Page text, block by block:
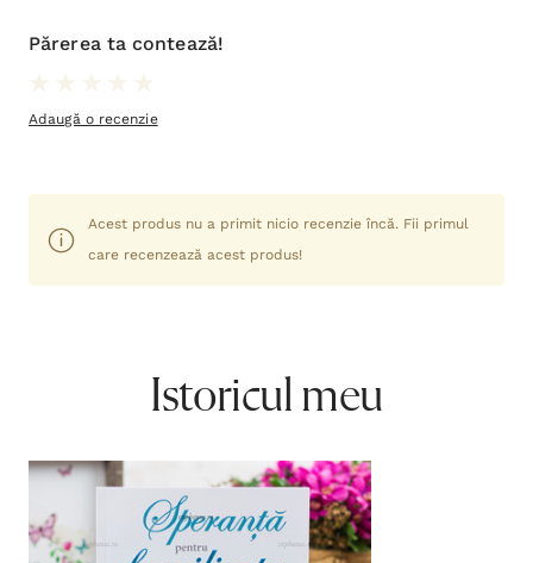
Părerea ta contează!
Adaugă o recenzie
Acest produs nu a primit nicio recenzie încă. Fii primul
care recenzează acest produs!
Istoricul meu